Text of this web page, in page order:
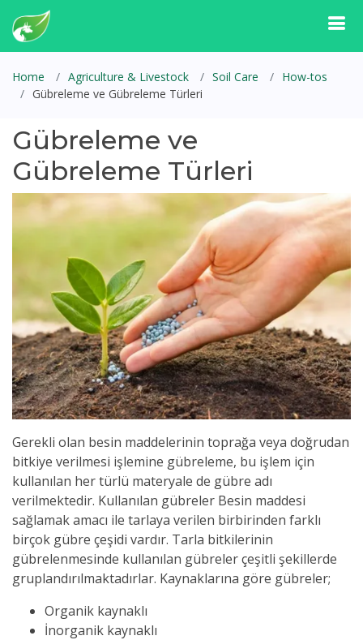
Home Agriculture & Livestock Soil Care
How-tos
Gübreleme ve Gübreleme Türleri
Gübreleme ve
Gübreleme Türleri
Gerekli olan besin maddelerinin toprağa veya doğrudan
bitkiye verilmesi işlemine gübreleme, bu işlem için
kullanılan her türlü materyale de gübre adı
verilmektedir. Kullanılan gübreler Besin maddesi
sağlamak amacı ile tarlaya verilen birbirinden farklı
birçok gübre çeşidi vardır. Tarla bitkilerinin
gübrelenmesinde kullanılan gübreler çeşitli şekillerde
gruplandırılmaktadırlar. Kaynaklarına göre gübreler;
Organik kaynaklı
İnorganik kaynaklı